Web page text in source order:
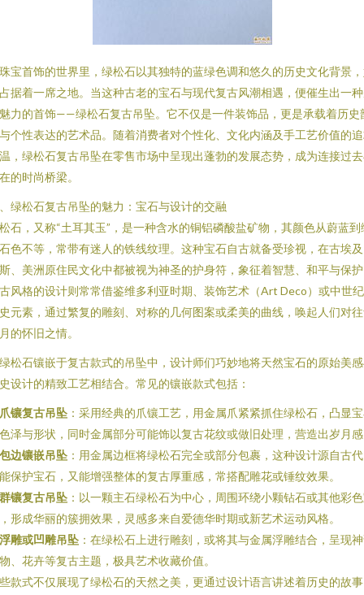
宝首饰的世界里，绿松石以其独特的蓝绿色调和悠久的历史文化背景
据着一席之地。当这种古老的宝石与现代复古风潮相遇，便催生出一
力的首饰——绿松石复古吊坠。它不仅是一件装饰品，更是承载着历史
个性表达的艺术品。随着消费者对个性化、文化内涵及手工艺价值的
，绿松石复古吊坠在零售市场中呈现出蓬勃的发展态势，成为连接过
的时尚桥梁。
绿松石复古吊坠的魅力：宝石与设计的交融
石，又称“土耳其玉”，是一种含水的铜铝磷酸盐矿物，其颜色从蔚蓝到
色不等，常带有迷人的铁线纹理。这种宝石自古就备受珍视，在古埃
、美洲原住民文化中都被视为神圣的护身符，象征着智慧、和平与保
风格的设计则常常借鉴维多利亚时期、装饰艺术（Art Deco）或中世
元素，通过繁复的雕刻、对称的几何图案或柔美的曲线，唤起人们对
的怀旧之情。
松石镶嵌于复古款式的吊坠中，设计师们巧妙地将天然宝石的原始美
设计的精致工艺相结合。常见的镶嵌款式包括：
爪镶复古吊坠 ：采用经典的爪镶工艺，用金属爪紧紧抓住绿松石，凸显
泽与形状，同时金属部分可能饰以复古花纹或做旧处理，营造出岁月
包边镶嵌吊坠 ：用金属边框将绿松石完全或部分包裹，这种设计源自古
保护宝石，又能增强整体的复古厚重感，常搭配雕花或锤纹效果。
群镶复古吊坠 ：以一颗主石绿松石为中心，周围环绕小颗钻石或其他彩
形成华丽的簇拥效果，灵感多来自爱德华时期或新艺术运动风格。
浮雕或凹雕吊坠 ：在绿松石上进行雕刻，或将其与金属浮雕结合，呈现
、花卉等复古主题，极具艺术收藏价值。
款式不仅展现了绿松石的天然之美，更通过设计语言讲述着历史的故